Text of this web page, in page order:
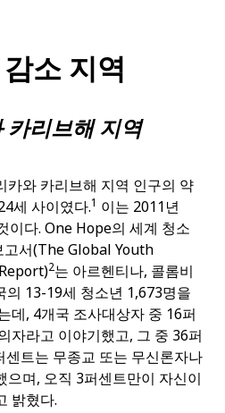
소 지역
카리브해 지역
카와 카리브해 지역 인구의 약
세 사이였다.1 이는 2011년
이다. One Hope의 세계 청소
고서(The Global Youth
2는 아르헨티나, 콜롬비
의 13-19세 청소년 1,673명을
데, 4개국 조사대상자 중 16퍼
자라고 이야기했고, 그 중 36퍼
트는 무종교 또는 무신론자나
으며, 오직 3퍼센트만이 자신이
밝혔다.